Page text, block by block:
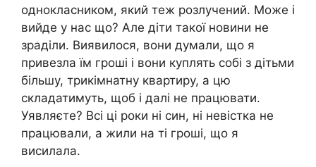
однокласником, який теж розлучений. Може і
вийде у нас що? Але діти такої новини не
зраділи. Виявилося, вони думали, що я
привезла їм гроші і вони куплять собі з дітьми
більшу, трикімнатну квартиру, а цю
складатимуть, щоб і далі не працювати.
Уявляєте? Всі ці роки ні син, ні невістка не
працювали, а жили на ті гроші, що я
висилала.